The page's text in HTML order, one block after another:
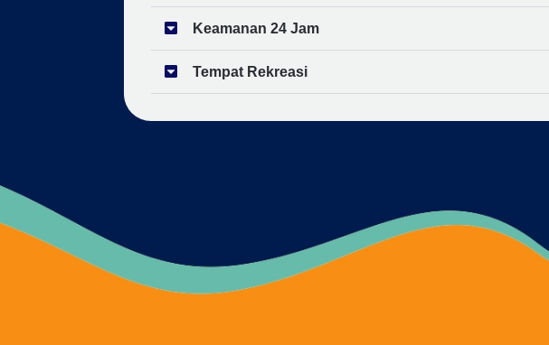
Keamanan 24 Jam
Tempat Rekreasi